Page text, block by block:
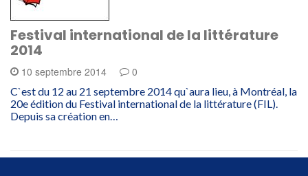
Festival international de la littérature
2014
10 septembre 2014 0
C`est du 12 au 21 septembre 2014 qu`aura lieu, à Montréal, la
20e édition du Festival international de la littérature (FIL).
Depuis sa création en…